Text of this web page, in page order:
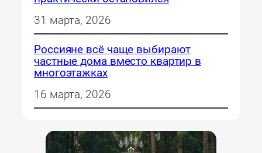
31 марта, 2026
Россияне всё чаще выбирают
частные дома вместо квартир в
многоэтажках
16 марта, 2026